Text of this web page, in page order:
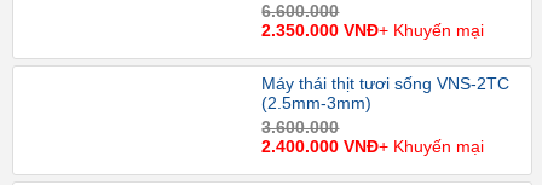
6.600.000
2.350.000 VNĐ+ Khuyến mại
Máy thái thịt tươi sống VNS-2TC
(2.5mm-3mm)
3.600.000
2.400.000 VNĐ+ Khuyến mại